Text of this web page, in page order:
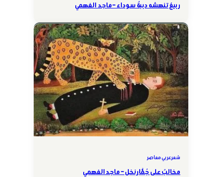
ربيعٌ تنهشه دببةٌ سوداء – ماجد الفهمي
شعر عربي معاصر
مخالبٌ على جُمَّار نخل – ماجد الفهمي